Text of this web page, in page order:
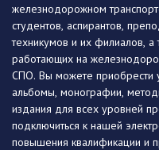
железнодорожном
студентов, аспирантов,
техникумов и их филиалов, а
работающих на
СПО. Вы можете приобрести
альбомы, монографии,
издания для всех уровней
подключиться к нашей
повышения квалификации и